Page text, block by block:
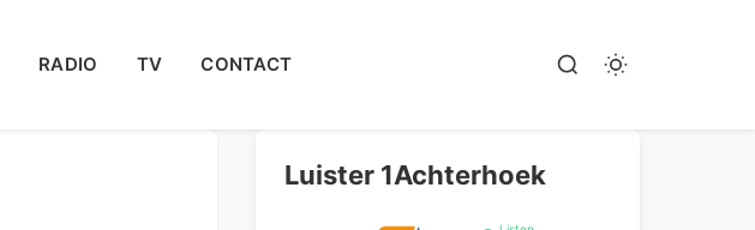
RADIO TV CONTACT
Luister 1Achterhoek